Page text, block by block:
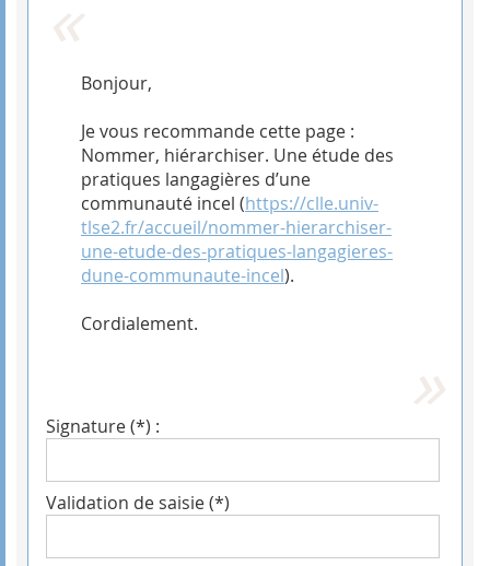
Bonjour,
Je vous recommande cette page :
Nommer, hiérarchiser. Une étude des
pratiques langagières d’une
communauté incel (https://clle.univ-
tlse2.fr/accueil/nommer-hierarchiser-
une-etude-des-pratiques-langagieres-
dune-communaute-incel).
Cordialement.
Signature (*) :
Validation de saisie (*)